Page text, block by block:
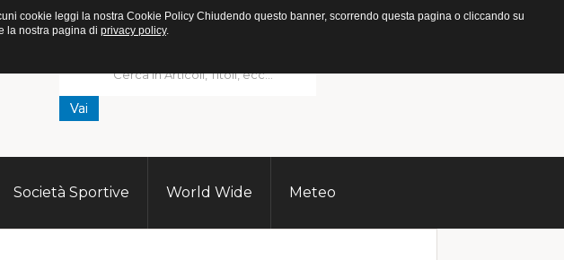
Vai
Società Sportive World Wide Meteo
cookie leggi la nostra Cookie Policy Chiudendo questo banner, scorrendo questa pagina o cliccando su
la nostra pagina di privacy policy.